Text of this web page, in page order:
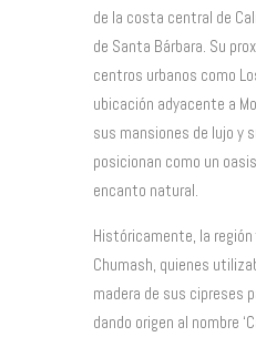
de la costa central de
de Santa Bárbara. Su
centros urbanos como
ubicación adyacente a
sus mansiones de lujo y
posicionan como un
encanto natural.
Históricamente, la
Chumash, quienes
madera de sus cipreses
dando origen al nombre